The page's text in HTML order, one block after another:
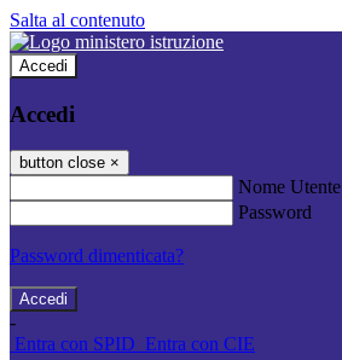
Salta al contenuto
Accedi
Accedi
button close ×
Nome Utente
Password
Password dimenticata?
-
Entra con SPID Entra con CIE